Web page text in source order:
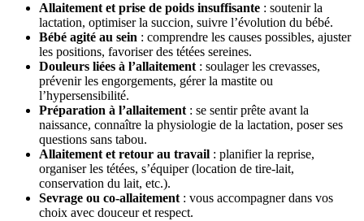
Allaitement et prise de poids insuffisante : soutenir la
lactation, optimiser la succion, suivre l’évolution du bébé.
Bébé agité au sein : comprendre les causes possibles, ajuster
les positions, favoriser des tétées sereines.
Douleurs liées à l’allaitement : soulager les crevasses,
prévenir les engorgements, gérer la mastite ou
l’hypersensibilité.
Préparation à l’allaitement : se sentir prête avant la
naissance, connaître la physiologie de la lactation, poser ses
questions sans tabou.
Allaitement et retour au travail : planifier la reprise,
organiser les tétées, s’équiper (location de tire-lait,
conservation du lait, etc.).
Sevrage ou co-allaitement : vous accompagner dans vos
choix avec douceur et respect.